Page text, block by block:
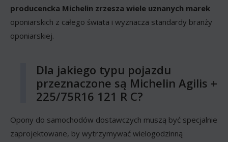
producencka Michelin zrzesza wiele uznanych marek
oponiarskich z całego świata i wyznacza standardy branży
oponiarskiej.
Dla jakiego typu pojazdu
przeznaczone są Michelin Agilis +
225/75R16 121 R C?
Opony do samochodów dostawczych muszą być specjalnie
zaprojektowane, by wytrzymywać wielogodzinną